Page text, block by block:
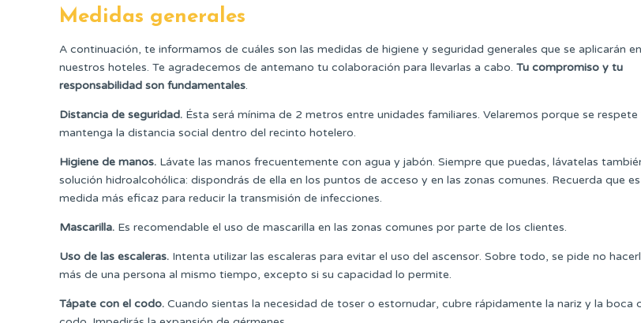
Medidas generales
A continuación, te informamos de cuáles son las medidas de higiene y seguridad generales que se aplicarán
nuestros hoteles. Te agradecemos de antemano tu colaboración para llevarlas a cabo. Tu compromiso y tu
responsabilidad son fundamentales.
Distancia de seguridad. Ésta será mínima de 2 metros entre unidades familiares. Velaremos porque se respete
mantenga la distancia social dentro del recinto hotelero.
Higiene de manos. Lávate las manos frecuentemente con agua y jabón. Siempre que puedas, lávatelas
solución hidroalcohólica: dispondrás de ella en los puntos de acceso y en las zonas comunes. Recuerda que
medida más eficaz para reducir la transmisión de infecciones.
Mascarilla. Es recomendable el uso de mascarilla en las zonas comunes por parte de los clientes.
Uso de las escaleras. Intenta utilizar las escaleras para evitar el uso del ascensor. Sobre todo, se pide no
más de una persona al mismo tiempo, excepto si su capacidad lo permite.
Tápate con el codo. Cuando sientas la necesidad de toser o estornudar, cubre rápidamente la nariz y la boca